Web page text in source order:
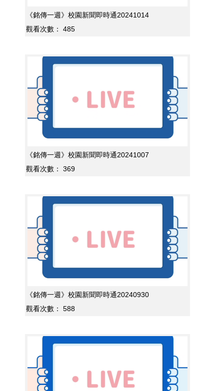
《銘傳一週》校園新聞即時通20241014
觀看次數：
485
《銘傳一週》校園新聞即時通20241007
觀看次數：
369
《銘傳一週》校園新聞即時通20240930
觀看次數：
588